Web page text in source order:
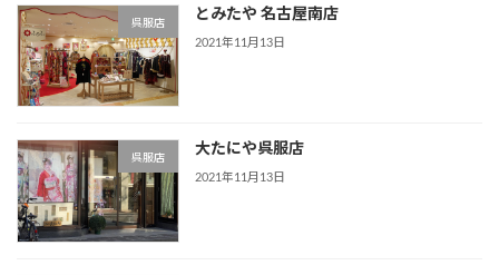
呉服店
とみたや 名古屋南店
2021年11月13日
呉服店
大たにや呉服店
2021年11月13日